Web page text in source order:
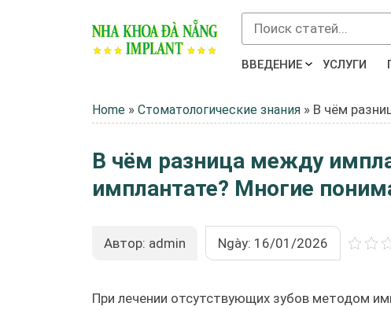
ВВЕДЕНИЕ УСЛУГИ
Home » Стоматологические знания » В чём
В чём разница между
имплантате? Многие
Автор: admin Ngày: 16/01/2026
При лечении отсутствующих зубов методом